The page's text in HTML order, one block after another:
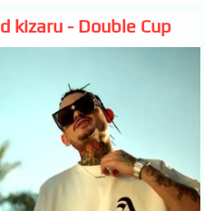
kizaru - Double Cup